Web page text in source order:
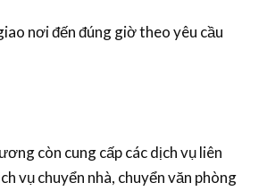
nơi đến đúng giờ theo yêu cầu
còn cung cấp các dịch vụ liên
vụ chuyển nhà, chuyển văn phòng